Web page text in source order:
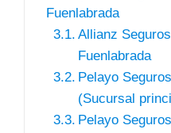
Fuenlabrada
Allianz
Fuenlabrada
Pelayo
(Sucursal
Pelayo